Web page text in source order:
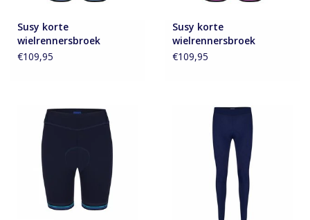
Susy korte
wielrennersbroek
€109,95
Susy korte
wielrennersbroek
€109,95